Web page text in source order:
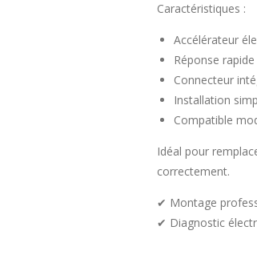
Caractéristiques :
Accélérateur
Réponse
Connecteur
Installation
Compatible
Idéal pour
correctement.
✔ Montage
✔ Diagnostic